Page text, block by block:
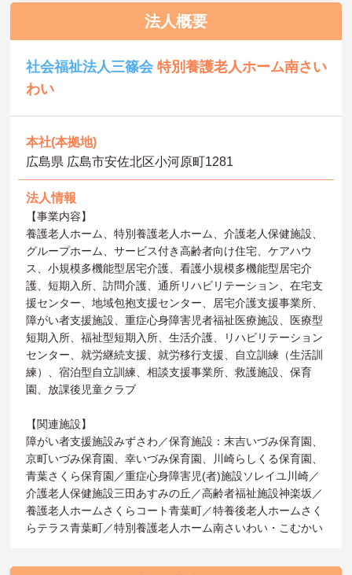
法人概要
社会福祉法人三篠会特別養護老人ホーム南さい
わい
本社(本拠地)
広島県 広島市安佐北区小河原町1281
法人情報
【事業内容】
養護老人ホーム、特別養護老人ホーム、介護老人保健施設、
グループホーム、サービス付き高齢者向け住宅、ケアハウ
ス、小規模多機能型居宅介護、看護小規模多機能型居宅介
護、短期入所、訪問介護、通所リハビリテーション、在宅支
援センター、地域包抱支援センター、居宅介護支援事業所、
障がい者支援施設、重症心身障害児者福祉医療施設、医療型
短期入所、福祉型短期入所、生活介護、リハビリテーション
センター、就労継続支援、就労移行支援、自立訓練（生活訓
練）、宿泊型自立訓練、相談支援事業所、救護施設、保育
園、放課後児童クラブ
【関連施設】
障がい者支援施設みずさわ／保育施設：末吉いづみ保育園、
京町いづみ保育園、幸いづみ保育園、川崎らしくる保育園、
青葉さくら保育園／重症心身障害児(者)施設ソレイユ川崎／
介護老人保健施設三田あすみの丘／高齢者福祉施設神楽坂／
養護老人ホームさくらコート青葉町／特養後老人ホームさく
らテラス青葉町／特別養護老人ホーム南さいわい・こむかい